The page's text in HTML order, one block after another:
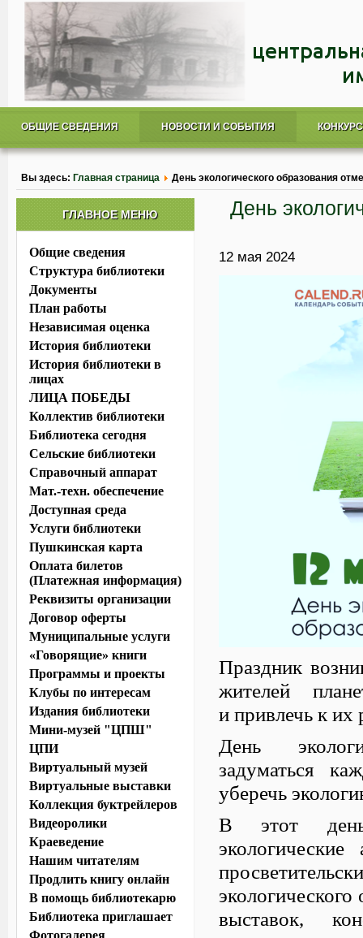
ОБЩИЕ СВЕДЕНИЯ НОВОСТИ И СОБЫТИЯ
Вы здесь: Главная страница День экологического образования
День
12 мая 2024
Праздник
жителей
и привлечь к
День
задуматься
уберечь
В этот
выставок,
ГЛАВНОЕ МЕНЮ
Общие сведения
Структура библиотеки
Документы
План работы
Независимая оценка
История библиотеки
История библиотеки в
лицах
ЛИЦА ПОБЕДЫ
Коллектив библиотеки
Библиотека сегодня
Сельские библиотеки
Справочный аппарат
Мат.-техн. обеспечение
Доступная среда
Услуги библиотеки
Пушкинская карта
Оплата билетов
(Платежная информация)
Реквизиты организации
Договор оферты
Муниципальные услуги
«Говорящие» книги
Программы и проекты
Клубы по интересам
Издания библиотеки
Мини-музей "ЦПШ"
ЦПИ
Виртуальный музей
Виртуальные выставки
Коллекция буктрейлеров
Видеоролики
Краеведение
Нашим читателям
Продлить книгу онлайн
В помощь библиотекарю
Библиотека приглашает
Фотогалерея